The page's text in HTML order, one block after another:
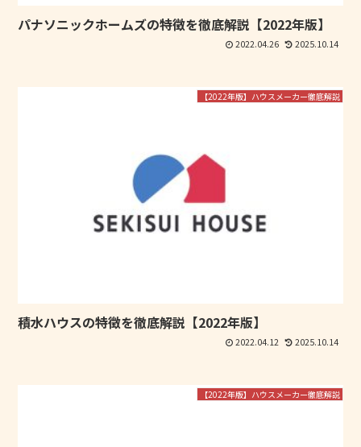
パナソニックホームズの特徴を徹底解説【2022年版】
2022.04.26 2025.10.14
【2022年版】ハウスメーカー徹底解説
積水ハウスの特徴を徹底解説【2022年版】
2022.04.12 2025.10.14
【2022年版】ハウスメーカー徹底解説